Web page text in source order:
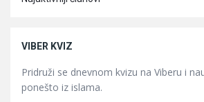
VIBER KVIZ
Pridruži se dnevnom kvizu na Viberu i
ponešto iz islama.